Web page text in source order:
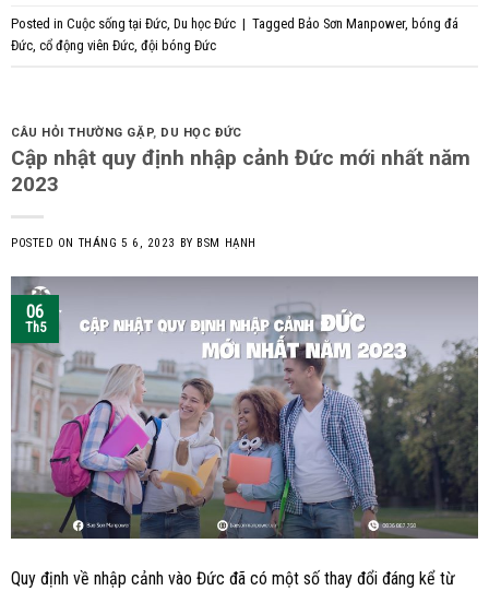
Posted in Cuộc sống tại Đức, Du học Đức | Tagged Bảo Sơn Manpower, bóng đá
Đức, cổ động viên Đức, đội bóng Đức
CÂU HỎI THƯỜNG GẶP, DU HỌC ĐỨC
Cập nhật quy định nhập cảnh Đức mới nhất năm
2023
POSTED ON THÁNG 5 6, 2023 BY BSM HẠNH
06
Th5
Quy định về nhập cảnh vào Đức đã có một số thay đổi đáng kể từ